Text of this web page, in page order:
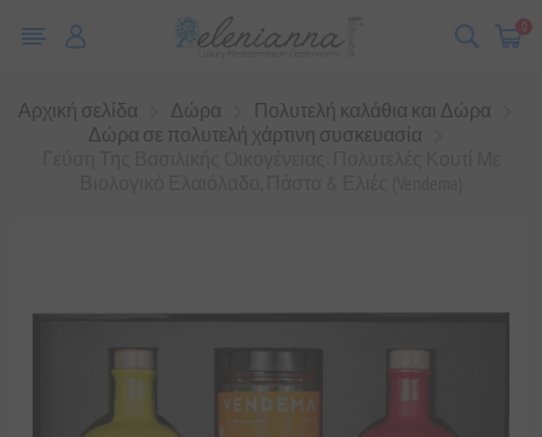
0
Αρχική σελίδα Δώρα
Πολυτελή καλάθια και Δώρα
Δώρα σε πολυτελή χάρτινη συσκευασία